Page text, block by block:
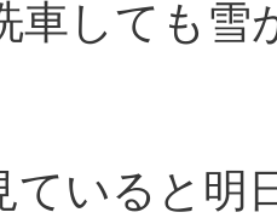
車しても雪
ていると明